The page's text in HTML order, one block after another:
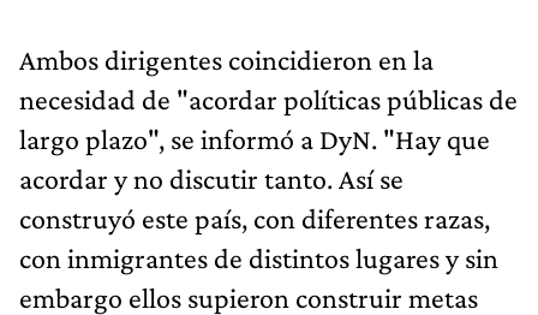
Ambos dirigentes coincidieron en la
necesidad de "acordar políticas públicas de
largo plazo", se informó a DyN. "Hay que
acordar y no discutir tanto. Así se
construyó este país, con diferentes razas,
con inmigrantes de distintos lugares y sin
embargo ellos supieron construir metas